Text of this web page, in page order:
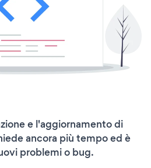
e l'aggiornamento di
ancora più tempo ed è
problemi o bug.